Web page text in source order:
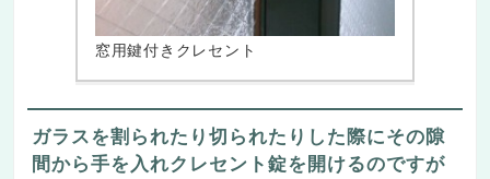
窓用鍵付きクレセント
ガラスを割られたり切られたりした際にその隙
間から手を入れクレセント錠を開けるのですが